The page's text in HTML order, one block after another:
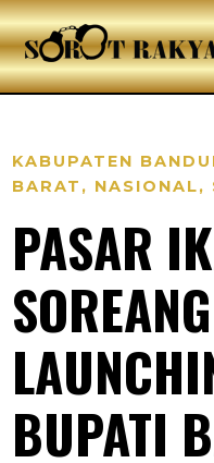
KABUPATEN
BARAT , NASIONAL,
PASAR
BUPATI